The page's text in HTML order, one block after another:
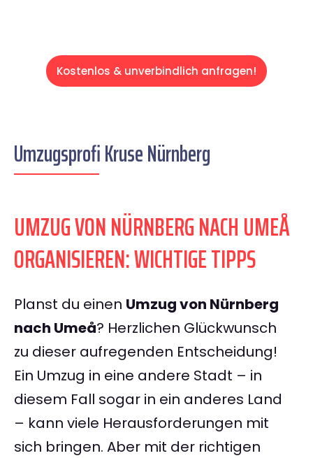
Kostenlos & unverbindlich anfragen!
Umzugsprofi Kruse Nürnberg
UMZUG VON NÜRNBERG NACH UMEÅ
ORGANISIEREN: WICHTIGE TIPPS
Planst du einen Umzug von Nürnberg
nach Umeå? Herzlichen Glückwunsch
zu dieser aufregenden Entscheidung!
Ein Umzug in eine andere Stadt – in
diesem Fall sogar in ein anderes Land
– kann viele Herausforderungen mit
sich bringen. Aber mit der richtigen